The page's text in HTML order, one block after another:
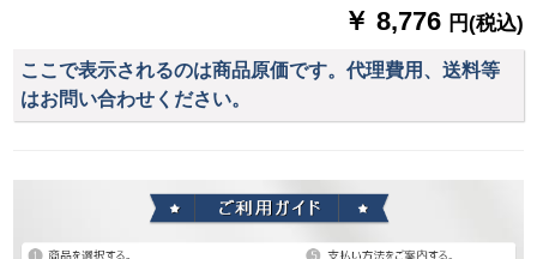
￥ 8,776 円(税込)
ここで表示されるのは商品原価です。代理費用、送料等
はお問い合わせください。